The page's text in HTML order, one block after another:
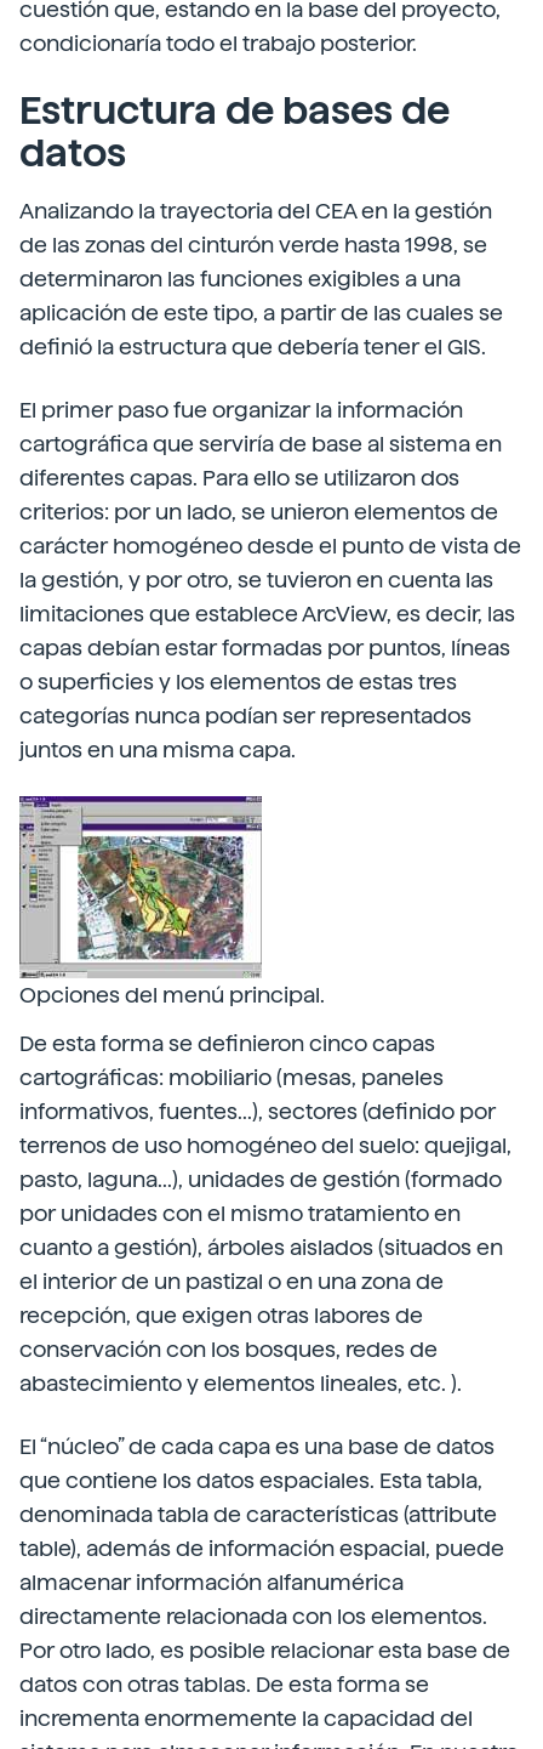
cuestión que, estando en la base del proyecto,
condicionaría todo el trabajo posterior.
Estructura de bases de
datos
Analizando la trayectoria del CEA en la gestión
de las zonas del cinturón verde hasta 1998, se
determinaron las funciones exigibles a una
aplicación de este tipo, a partir de las cuales se
definió la estructura que debería tener el GIS.
El primer paso fue organizar la información
cartográfica que serviría de base al sistema en
diferentes capas. Para ello se utilizaron dos
criterios: por un lado, se unieron elementos de
carácter homogéneo desde el punto de vista de
la gestión, y por otro, se tuvieron en cuenta las
limitaciones que establece ArcView, es decir, las
capas debían estar formadas por puntos, líneas
o superficies y los elementos de estas tres
categorías nunca podían ser representados
juntos en una misma capa.
Opciones del menú principal.
De esta forma se definieron cinco capas
cartográficas: mobiliario (mesas, paneles
informativos, fuentes...), sectores (definido por
terrenos de uso homogéneo del suelo: quejigal,
pasto, laguna...), unidades de gestión (formado
por unidades con el mismo tratamiento en
cuanto a gestión), árboles aislados (situados en
el interior de un pastizal o en una zona de
recepción, que exigen otras labores de
conservación con los bosques, redes de
abastecimiento y elementos lineales, etc. ).
El “núcleo” de cada capa es una base de datos
que contiene los datos espaciales. Esta tabla,
denominada tabla de características (attribute
table), además de información espacial, puede
almacenar información alfanumérica
directamente relacionada con los elementos.
Por otro lado, es posible relacionar esta base de
datos con otras tablas. De esta forma se
incrementa enormemente la capacidad del